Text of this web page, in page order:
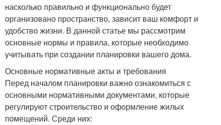
насколько правильно и функционально будет
организовано пространство, зависит ваш комфорт и
удобство жизни. В данной статье мы рассмотрим
основные нормы и правила, которые необходимо
учитывать при создании планировки вашего дома.
Основные нормативные акты и требования
Перед началом планировки важно ознакомиться с
основными нормативными документами, которые
регулируют строительство и оформление жилых
помещений. Среди них: